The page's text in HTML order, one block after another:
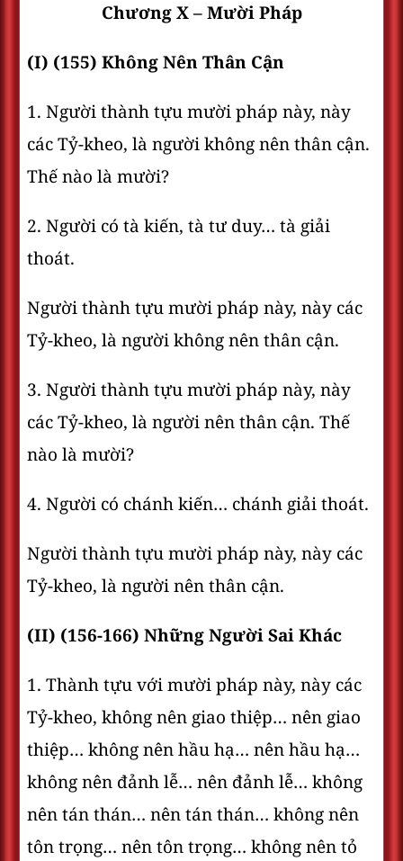
Chương X – Mười Pháp
(I) (155) Không Nên Thân Cận
1. Người thành tựu mười pháp này, này
các Tỷ-kheo, là người không nên thân cận.
Thế nào là mười?
2. Người có tà kiến, tà tư duy… tà giải
thoát.
Người thành tựu mười pháp này, này các
Tỷ-kheo, là người không nên thân cận.
3. Người thành tựu mười pháp này, này
các Tỷ-kheo, là người nên thân cận. Thế
nào là mười?
4. Người có chánh kiến… chánh giải thoát.
Người thành tựu mười pháp này, này các
Tỷ-kheo, là người nên thân cận.
(II) (156-166) Những Người Sai Khác
1. Thành tựu với mười pháp này, này các
Tỷ-kheo, không nên giao thiệp… nên giao
thiệp… không nên hầu hạ… nên hầu hạ…
không nên đảnh lễ… nên đảnh lễ… không
nên tán thán… nên tán thán… không nên
tôn trọng… nên tôn trọng… không nên tỏ